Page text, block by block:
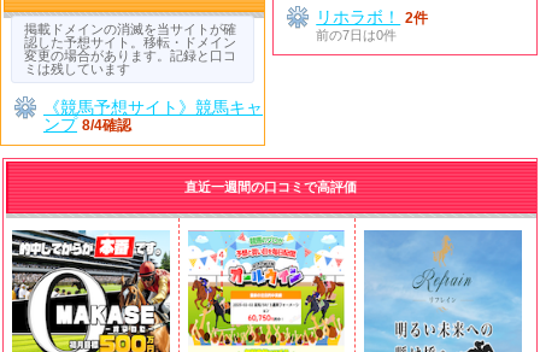
リホラボ！
2件
前の7日は0件
掲載ドメインの消滅を当サイトが確
認した予想サイト。移転・ドメイン
変更の場合があります。記録と口コ
ミは残しています
《競馬予想サイト》競馬キャ
ンプ 8/4確認
直近一週間の口コミで高評価